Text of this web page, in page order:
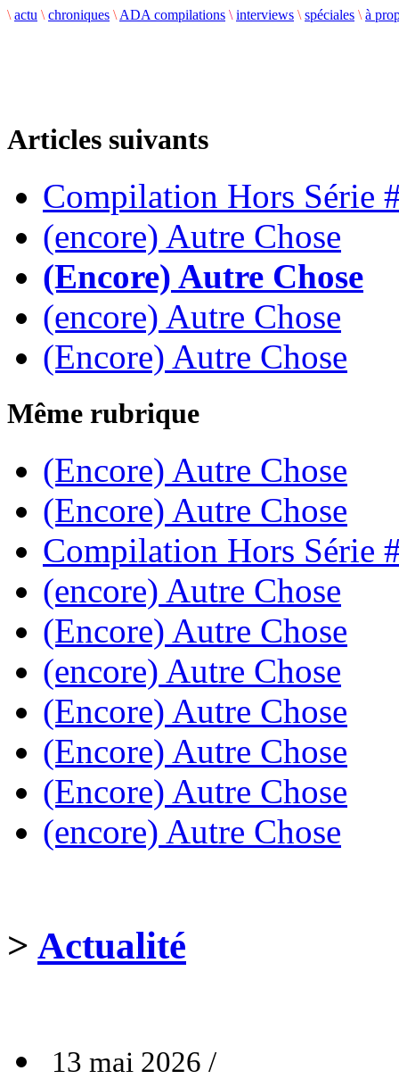
\ actu \ chroniques \ ADA compilations \ interviews \ spéciales \ à
Articles suivants
Compilation Hors Série
(encore) Autre Chose
(Encore) Autre Chose
(encore) Autre Chose
(Encore) Autre Chose
Même rubrique
(Encore) Autre Chose
(Encore) Autre Chose
Compilation Hors Série
(encore) Autre Chose
(Encore) Autre Chose
(encore) Autre Chose
(Encore) Autre Chose
(Encore) Autre Chose
(Encore) Autre Chose
(encore) Autre Chose
> Actualité
13 mai 2026 /